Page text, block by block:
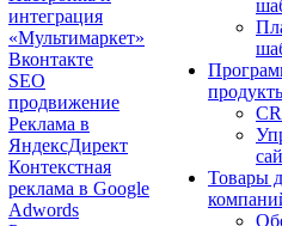
интеграция
«Мультимаркет»
Вконтакте
SEO
продвижение
Реклама в
ЯндексДирект
Контекстная
реклама в Google
Adwords
Товары